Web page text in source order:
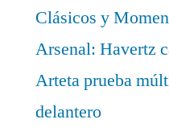
Clásicos y
Arsenal: Havertz
Arteta prueba
delantero